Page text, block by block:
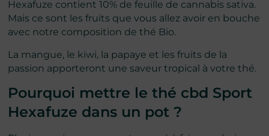
Hexafuze contient 10% de feuille de cannabis sativa.
Mais ce sont les fruits que vous allez avoir en bouche
avec notre composition de thé Bio.
La mangue, le kiwi, la papaye et les fruits de la
passion apporteront une saveur tropical à votre thé.
Pourquoi mettre le thé cbd Sport
Hexafuze dans un pot ?